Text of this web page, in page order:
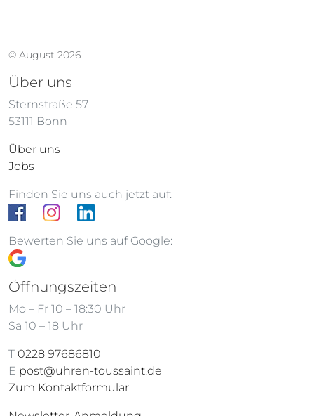
© August 2026
Über uns
Sternstraße 57
53111 Bonn
Über uns
Jobs
Finden Sie uns auch jetzt auf:
Bewerten Sie uns auf Google:
Öffnungszeiten
Mo – Fr 10 – 18:30 Uhr
Sa 10 – 18 Uhr
T 0228 97686810
E post@uhren-toussaint.de
Zum Kontaktformular